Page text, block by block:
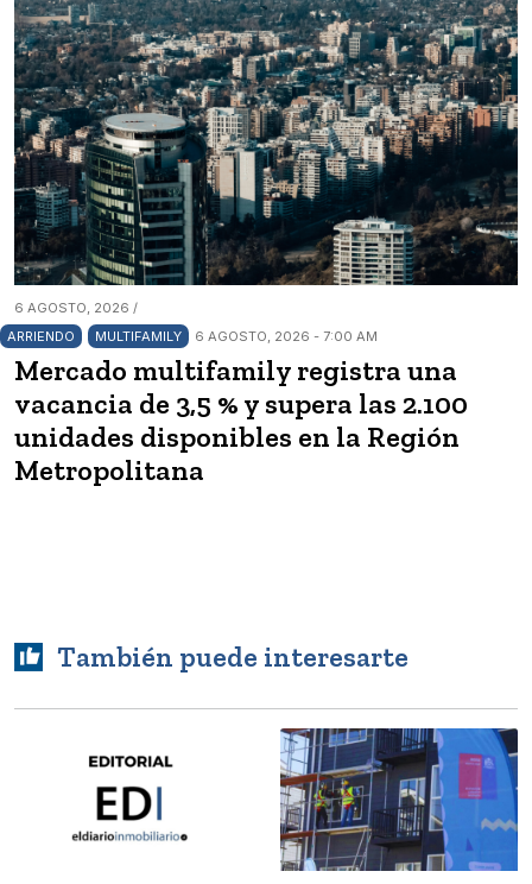
6 AGOSTO, 2026 /
ARRIENDO
MULTIFAMILY 6 AGOSTO, 2026 - 7:00 AM
Mercado multifamily registra una
vacancia de 3,5 % y supera las 2.100
unidades disponibles en la Región
Metropolitana
También puede interesarte